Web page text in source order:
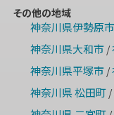
その他の地域
神奈川県伊勢原市
神奈川県大和市/
神奈川県平塚市/
神奈川県 松田町/